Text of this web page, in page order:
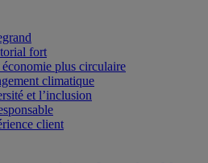
fort
plus circulaire
climatique
et l’inclusion
client